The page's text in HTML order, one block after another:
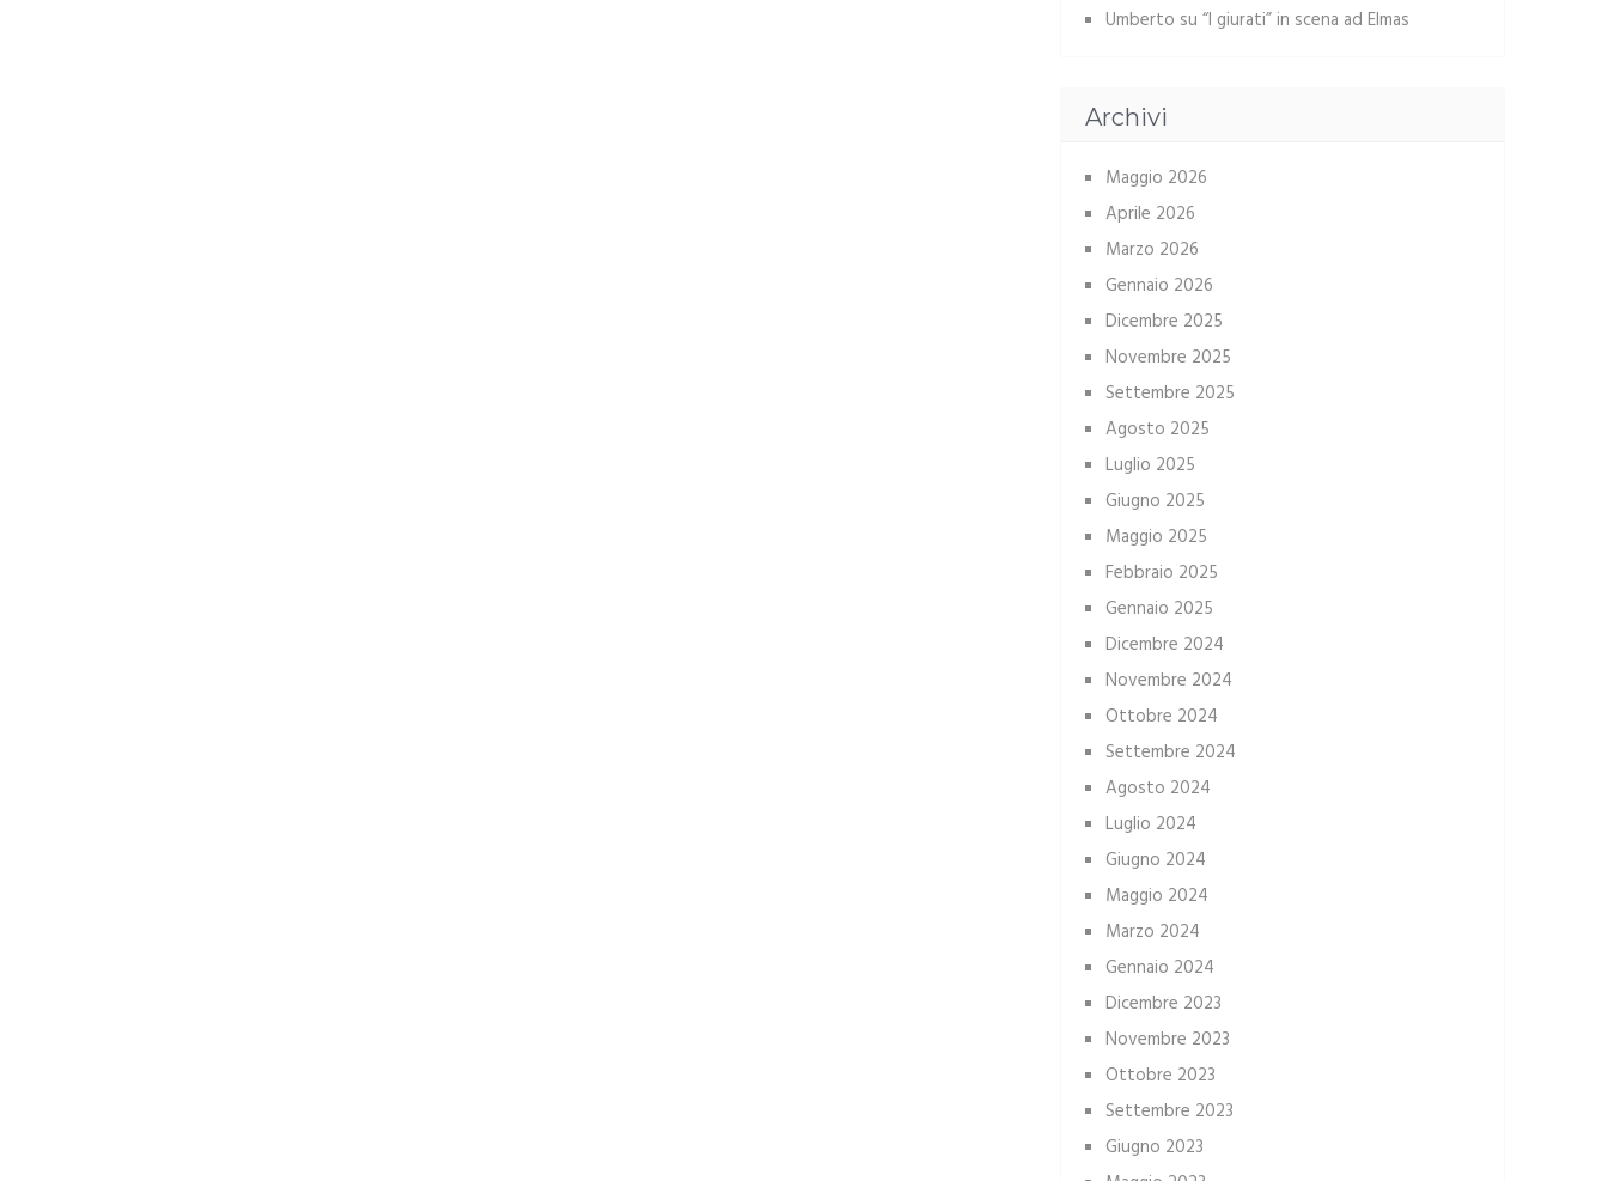
Umberto su “I giurati” in scena ad Elmas
Archivi
Maggio 2026
Aprile 2026
Marzo 2026
Gennaio 2026
Dicembre 2025
Novembre 2025
Settembre 2025
Agosto 2025
Luglio 2025
Giugno 2025
Maggio 2025
Febbraio 2025
Gennaio 2025
Dicembre 2024
Novembre 2024
Ottobre 2024
Settembre 2024
Agosto 2024
Luglio 2024
Giugno 2024
Maggio 2024
Marzo 2024
Gennaio 2024
Dicembre 2023
Novembre 2023
Ottobre 2023
Settembre 2023
Giugno 2023